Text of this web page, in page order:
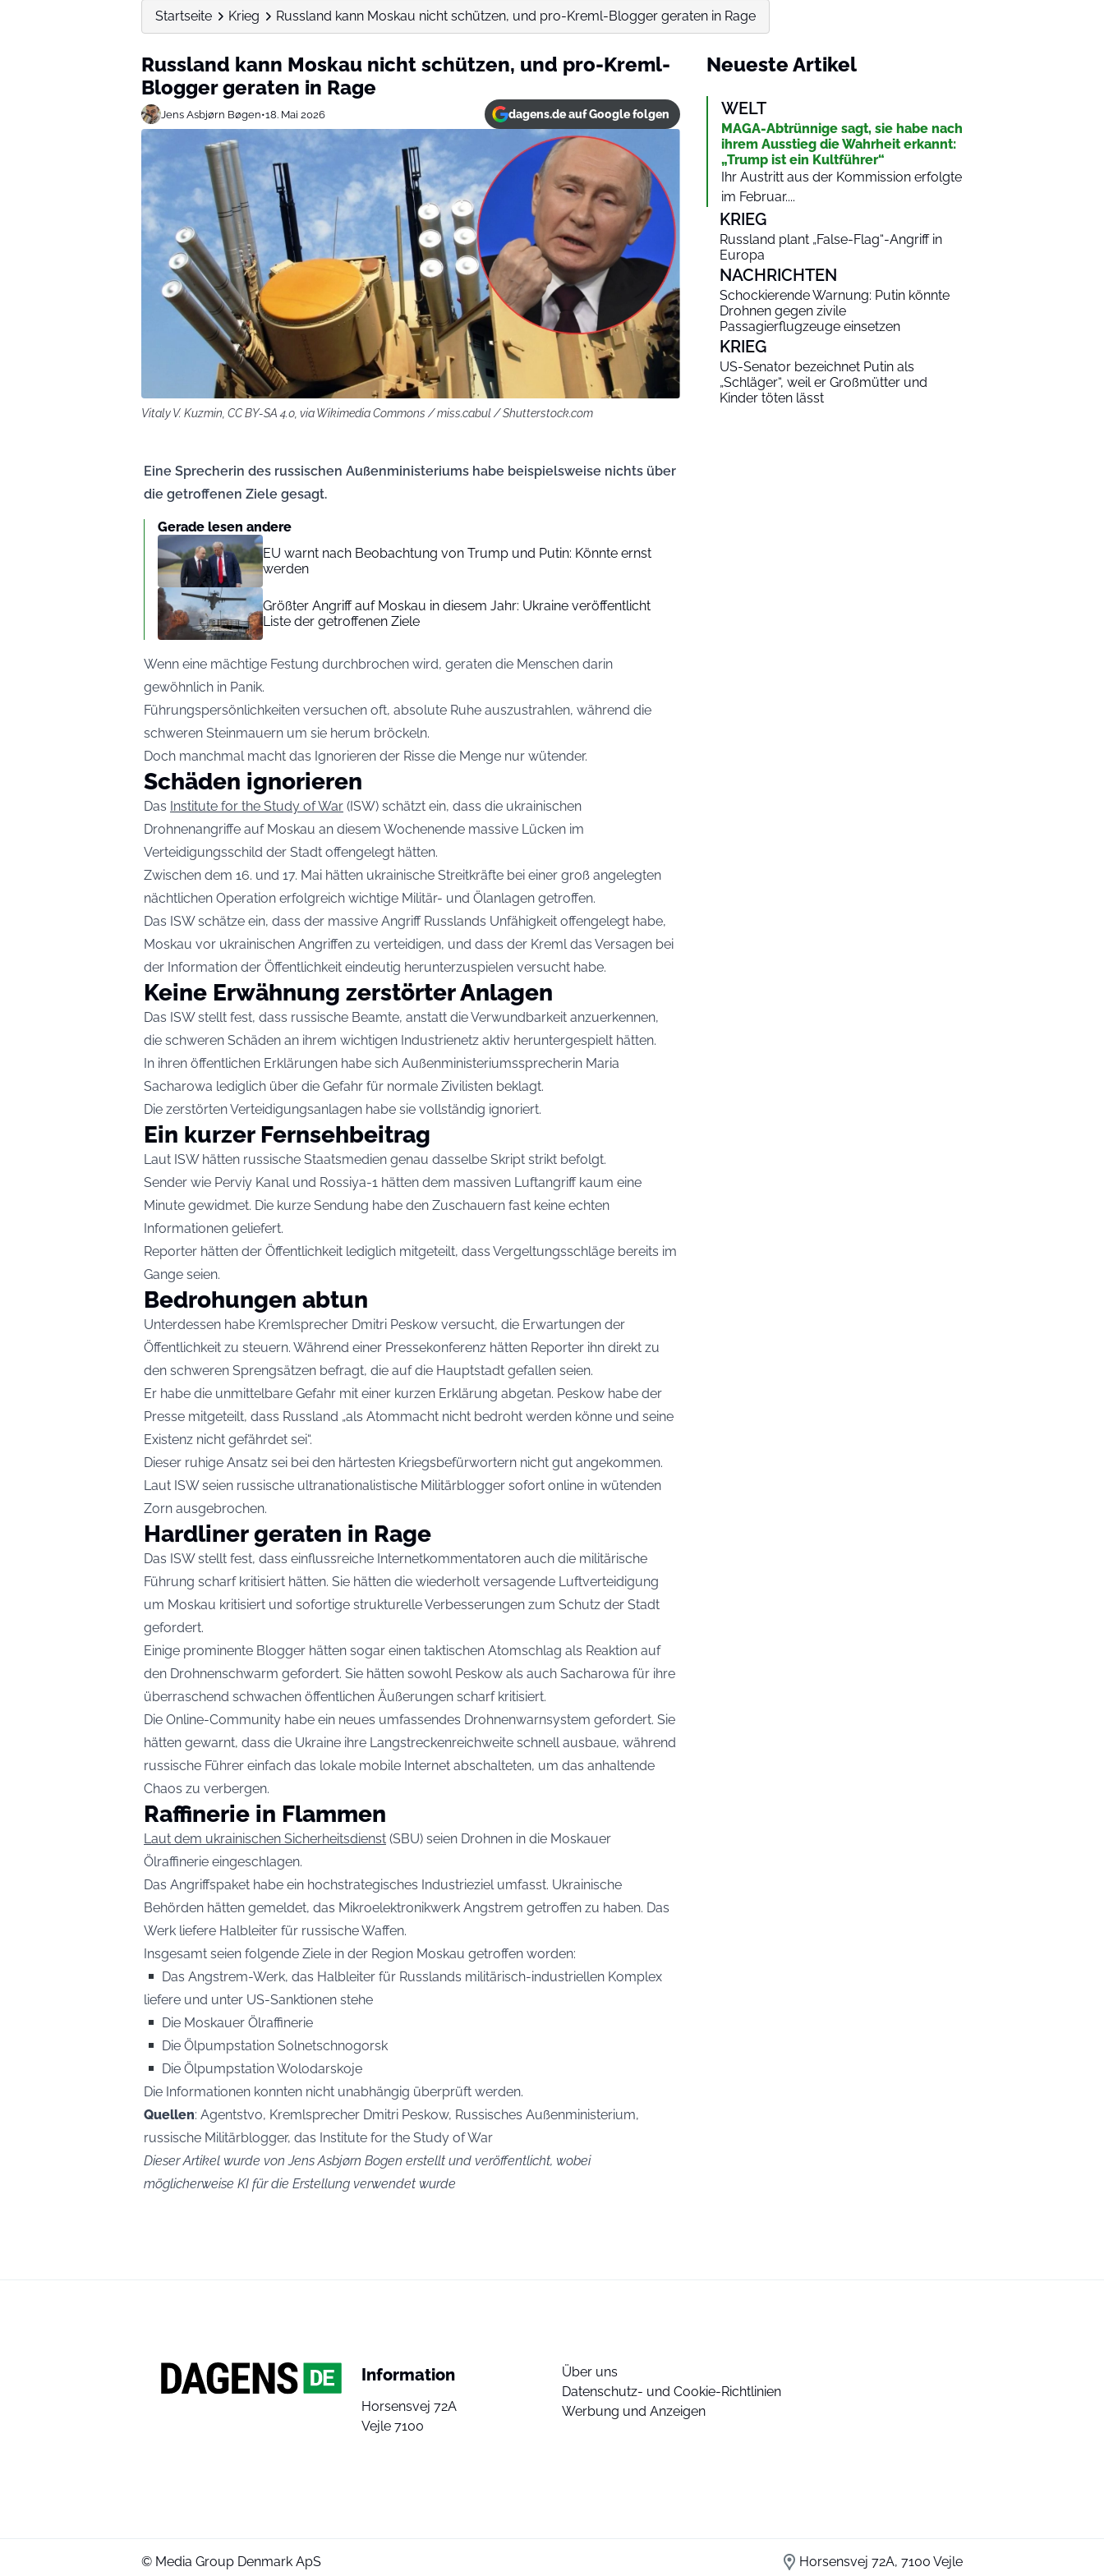
Startseite Krieg Russland kann Moskau nicht schützen, und pro-Kreml-Blogger geraten in Rage
Russland kann Moskau nicht schützen, und pro-Kreml-
Blogger geraten in Rage
Jens Asbjørn Bøgen•18. Mai 2026 dagens.de auf Google folgen
Vitaly V. Kuzmin, CC BY-SA 4.0, via Wikimedia Commons / miss.cabul / Shutterstock.com
Eine Sprecherin des russischen Außenministeriums habe beispielsweise nichts über
die getroffenen Ziele gesagt.
Gerade lesen andere
EU warnt nach Beobachtung von Trump und Putin: Könnte ernst
werden
Größter Angriff auf Moskau in diesem Jahr: Ukraine veröffentlicht
Liste der getroffenen Ziele
Wenn eine mächtige Festung durchbrochen wird, geraten die Menschen darin
gewöhnlich in Panik.
Führungspersönlichkeiten versuchen oft, absolute Ruhe auszustrahlen, während die
schweren Steinmauern um sie herum bröckeln.
Doch manchmal macht das Ignorieren der Risse die Menge nur wütender.
Schäden ignorieren
Das Institute for the Study of War (ISW) schätzt ein, dass die ukrainischen
Drohnenangriffe auf Moskau an diesem Wochenende massive Lücken im
Verteidigungsschild der Stadt offengelegt hätten.
Zwischen dem 16. und 17. Mai hätten ukrainische Streitkräfte bei einer groß angelegten
nächtlichen Operation erfolgreich wichtige Militär- und Ölanlagen getroffen.
Das ISW schätze ein, dass der massive Angriff Russlands Unfähigkeit offengelegt habe,
Moskau vor ukrainischen Angriffen zu verteidigen, und dass der Kreml das Versagen bei
der Information der Öffentlichkeit eindeutig herunterzuspielen versucht habe.
Keine Erwähnung zerstörter Anlagen
Das ISW stellt fest, dass russische Beamte, anstatt die Verwundbarkeit anzuerkennen,
die schweren Schäden an ihrem wichtigen Industrienetz aktiv heruntergespielt hätten.
In ihren öffentlichen Erklärungen habe sich Außenministeriumssprecherin Maria
Sacharowa lediglich über die Gefahr für normale Zivilisten beklagt.
Die zerstörten Verteidigungsanlagen habe sie vollständig ignoriert.
Ein kurzer Fernsehbeitrag
Laut ISW hätten russische Staatsmedien genau dasselbe Skript strikt befolgt.
Sender wie Perviy Kanal und Rossiya-1 hätten dem massiven Luftangriff kaum eine
Minute gewidmet. Die kurze Sendung habe den Zuschauern fast keine echten
Informationen geliefert.
Reporter hätten der Öffentlichkeit lediglich mitgeteilt, dass Vergeltungsschläge bereits im
Gange seien.
Bedrohungen abtun
Unterdessen habe Kremlsprecher Dmitri Peskow versucht, die Erwartungen der
Öffentlichkeit zu steuern. Während einer Pressekonferenz hätten Reporter ihn direkt zu
den schweren Sprengsätzen befragt, die auf die Hauptstadt gefallen seien.
Er habe die unmittelbare Gefahr mit einer kurzen Erklärung abgetan. Peskow habe der
Presse mitgeteilt, dass Russland „als Atommacht nicht bedroht werden könne und seine
Existenz nicht gefährdet sei“.
Dieser ruhige Ansatz sei bei den härtesten Kriegsbefürwortern nicht gut angekommen.
Laut ISW seien russische ultranationalistische Militärblogger sofort online in wütenden
Zorn ausgebrochen.
Hardliner geraten in Rage
Das ISW stellt fest, dass einflussreiche Internetkommentatoren auch die militärische
Führung scharf kritisiert hätten. Sie hätten die wiederholt versagende Luftverteidigung
um Moskau kritisiert und sofortige strukturelle Verbesserungen zum Schutz der Stadt
gefordert.
Einige prominente Blogger hätten sogar einen taktischen Atomschlag als Reaktion auf
den Drohnenschwarm gefordert. Sie hätten sowohl Peskow als auch Sacharowa für ihre
überraschend schwachen öffentlichen Äußerungen scharf kritisiert.
Die Online-Community habe ein neues umfassendes Drohnenwarnsystem gefordert. Sie
hätten gewarnt, dass die Ukraine ihre Langstreckenreichweite schnell ausbaue, während
russische Führer einfach das lokale mobile Internet abschalteten, um das anhaltende
Chaos zu verbergen.
Raffinerie in Flammen
Laut dem ukrainischen Sicherheitsdienst (SBU) seien Drohnen in die Moskauer
Ölraffinerie eingeschlagen.
Das Angriffspaket habe ein hochstrategisches Industrieziel umfasst. Ukrainische
Behörden hätten gemeldet, das Mikroelektronikwerk Angstrem getroffen zu haben. Das
Werk liefere Halbleiter für russische Waffen.
Insgesamt seien folgende Ziele in der Region Moskau getroffen worden:
Das Angstrem-Werk, das Halbleiter für Russlands militärisch-industriellen Komplex
liefere und unter US-Sanktionen stehe
Die Moskauer Ölraffinerie
Die Ölpumpstation Solnetschnogorsk
Die Ölpumpstation Wolodarskoje
Die Informationen konnten nicht unabhängig überprüft werden.
Quellen: Agentstvo, Kremlsprecher Dmitri Peskow, Russisches Außenministerium,
russische Militärblogger, das Institute for the Study of War
Dieser Artikel wurde von Jens Asbjørn Bogen erstellt und veröffentlicht, wobei
möglicherweise KI für die Erstellung verwendet wurde
Neueste Artikel
WELT
MAGA-Abtrünnige sagt, sie habe nach
ihrem Ausstieg die Wahrheit erkannt:
„Trump ist ein Kultführer“
Ihr Austritt aus der Kommission erfolgte
im Februar....
KRIEG
Russland plant „False-Flag“-Angriff in
Europa
NACHRICHTEN
Schockierende Warnung: Putin könnte
Drohnen gegen zivile
Passagierflugzeuge einsetzen
KRIEG
US-Senator bezeichnet Putin als
„Schläger“, weil er Großmütter und
Kinder töten lässt
Information
Horsensvej 72A
Vejle 7100
Über uns
Datenschutz- und Cookie-Richtlinien
Werbung und Anzeigen
© Media Group Denmark ApS Horsensvej 72A, 7100 Vejle